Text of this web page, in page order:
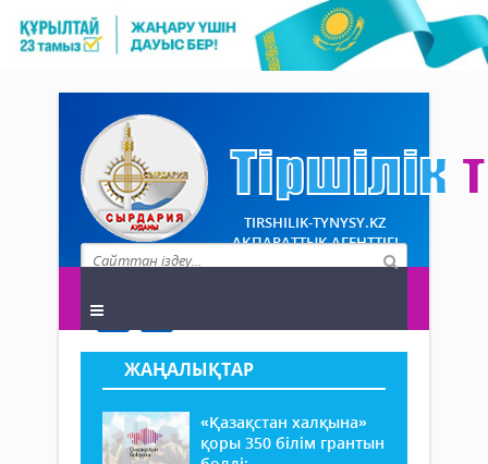
TIRSHILIK-TYNYSY.KZ
АҚПАРАТТЫҚ АГЕНТТІГІ
ЖАҢАЛЫҚТАР
«Қазақстан халқына»
қоры 350 білім грантын